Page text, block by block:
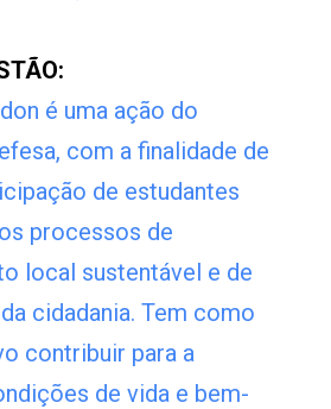
é uma ação do
com a finalidade de
de estudantes
processos de
local sustentável e de
cidadania. Tem como
contribuir para a
de vida e bem-